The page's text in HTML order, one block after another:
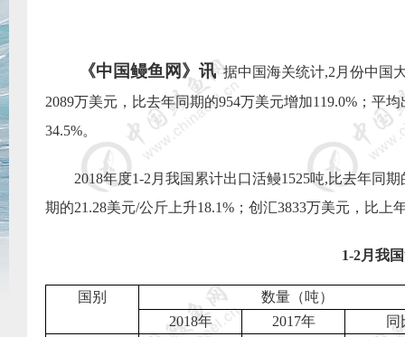
《中国鳗鱼网》讯 据中国海关统计,2 月份中国
2089万美元，比去年同期的954万美元增加119.0% ；平
34.5%。
2018年度1-2 月我国累计出口活鳗1525吨,比去年同期
期的21.28美元/公斤上升18.1% ；创汇3833万美元，比上
1-2月我
国别
数量（吨）
2018年 2017年
同